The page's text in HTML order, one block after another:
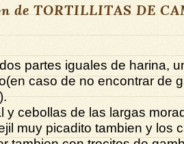
de TORTILLITAS DE
partes iguales de harina,
caso de no encontrar de
y cebollas de las largas
muy picadito tambien y los